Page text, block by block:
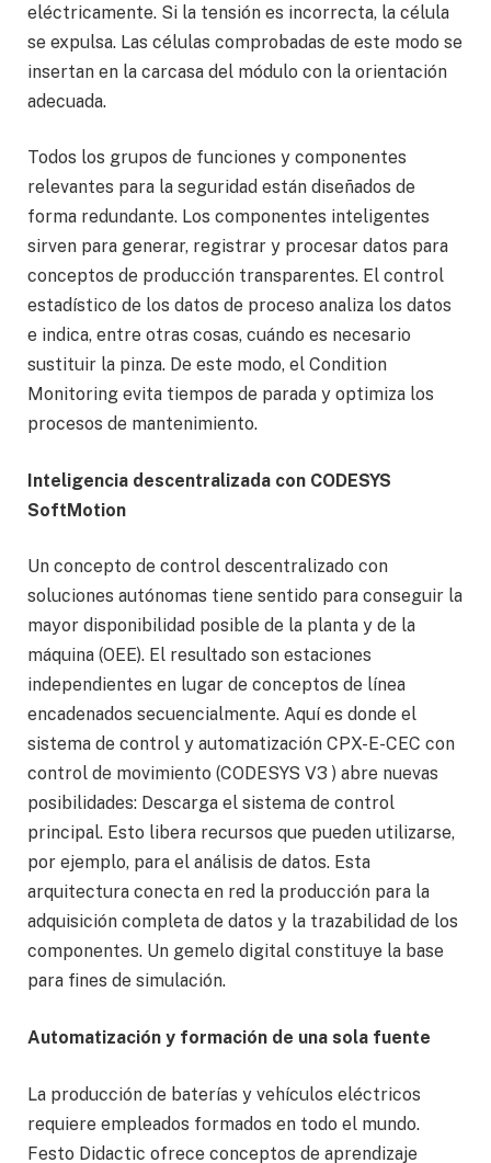
eléctricamente. Si la tensión es incorrecta, la célula
se expulsa. Las células comprobadas de este modo se
insertan en la carcasa del módulo con la orientación
adecuada.
Todos los grupos de funciones y componentes
relevantes para la seguridad están diseñados de
forma redundante. Los componentes inteligentes
sirven para generar, registrar y procesar datos para
conceptos de producción transparentes. El control
estadístico de los datos de proceso analiza los datos
e indica, entre otras cosas, cuándo es necesario
sustituir la pinza. De este modo, el Condition
Monitoring evita tiempos de parada y optimiza los
procesos de mantenimiento.
Inteligencia descentralizada con CODESYS
SoftMotion
Un concepto de control descentralizado con
soluciones autónomas tiene sentido para conseguir la
mayor disponibilidad posible de la planta y de la
máquina (OEE). El resultado son estaciones
independientes en lugar de conceptos de línea
encadenados secuencialmente. Aquí es donde el
sistema de control y automatización CPX-E-CEC con
control de movimiento (CODESYS V3 ) abre nuevas
posibilidades: Descarga el sistema de control
principal. Esto libera recursos que pueden utilizarse,
por ejemplo, para el análisis de datos. Esta
arquitectura conecta en red la producción para la
adquisición completa de datos y la trazabilidad de los
componentes. Un gemelo digital constituye la base
para fines de simulación.
Automatización y formación de una sola fuente
La producción de baterías y vehículos eléctricos
requiere empleados formados en todo el mundo.
Festo Didactic ofrece conceptos de aprendizaje